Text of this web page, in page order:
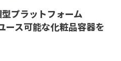
プラットフォーム
ース可能な化粧品容器を